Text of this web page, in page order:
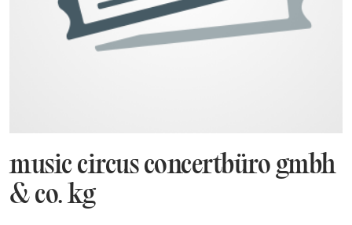
music circus concertbüro gmbh
& co. kg